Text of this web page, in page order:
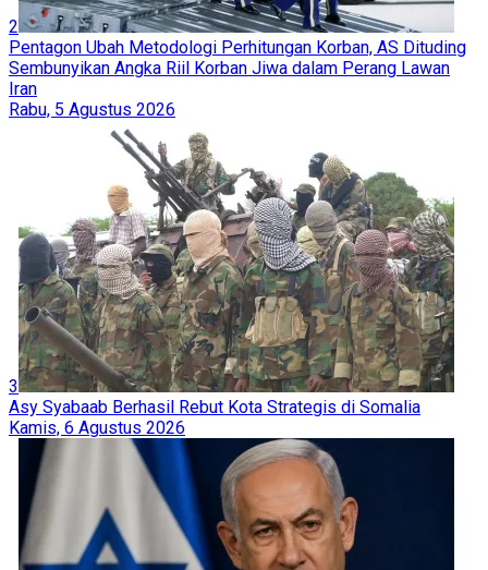
2
Pentagon Ubah Metodologi Perhitungan Korban, AS Dituding
Sembunyikan Angka Riil Korban Jiwa dalam Perang Lawan
Iran
Rabu, 5 Agustus 2026
3
Asy Syabaab Berhasil Rebut Kota Strategis di Somalia
Kamis, 6 Agustus 2026